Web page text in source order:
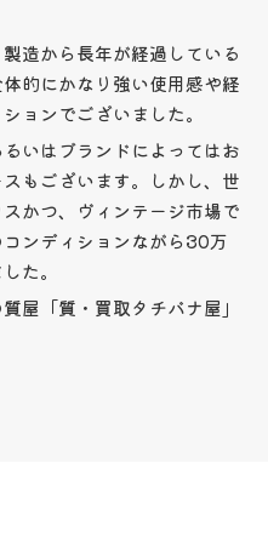
造から長年が経過している
的にかなり強い使用感や経
ョンでございました。
いはブランドによってはお
もございます。しかし、世
かつ、ヴィンテージ市場で
ンディションながら30万
た。
屋「質・買取タチバナ屋」